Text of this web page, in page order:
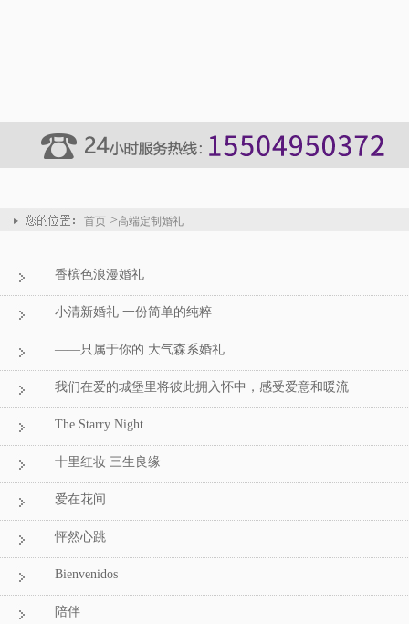
首页 >高端定制婚礼
香槟色浪漫婚礼
小清新婚礼 一份简单的纯粹
——只属于你的 大气森系婚礼
我们在爱的城堡里将彼此拥入怀中，感受爱意和暖流
The Starry Night
十里红妆 三生良缘
爱在花间
怦然心跳
Bienvenidos
陪伴